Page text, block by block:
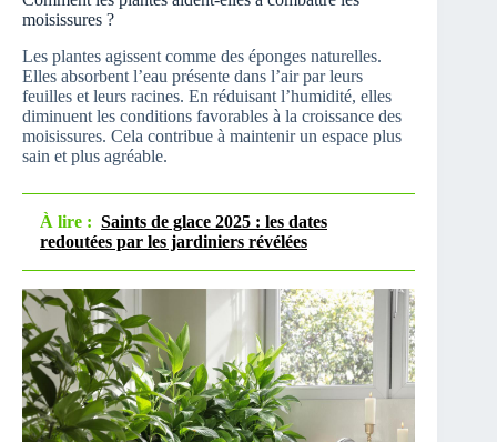
moisissures ?
Les plantes agissent comme des éponges naturelles.
Elles absorbent l’eau présente dans l’air par leurs
feuilles et leurs racines. En réduisant l’humidité, elles
diminuent les conditions favorables à la croissance des
moisissures. Cela contribue à maintenir un espace plus
sain et plus agréable.
À lire : Saints de glace 2025 : les dates
redoutées par les jardiniers révélées